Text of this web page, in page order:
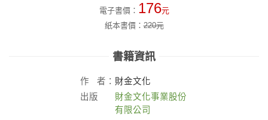
電子書價： 176元
紙本書價：220元
書籍資訊
作 者： 財金文化
出版
財金文化事業股份
有限公司